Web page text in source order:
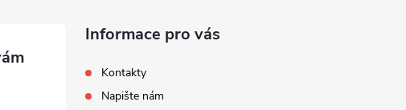
Informace pro vás
Kontakty
Napište nám